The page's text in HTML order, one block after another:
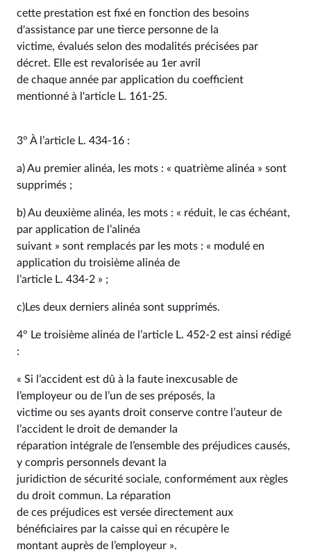
cette prestation est fixé en fonction des besoins
d'assistance par une tierce personne de la
victime, évalués selon des modalités précisées par
décret. Elle est revalorisée au 1er avril
de chaque année par application du coefficient
mentionné à l'article L. 161-25.
3° À l’article L. 434-16 :
a) Au premier alinéa, les mots : « quatrième alinéa » sont
supprimés ;
b) Au deuxième alinéa, les mots : « réduit, le cas échéant,
par application de l’alinéa
suivant » sont remplacés par les mots : « modulé en
application du troisième alinéa de
l’article L. 434-2 » ;
c)Les deux derniers alinéa sont supprimés.
4° Le troisième alinéa de l’article L. 452-2 est ainsi rédigé
:
« Si l’accident est dû à la faute inexcusable de
l’employeur ou de l’un de ses préposés, la
victime ou ses ayants droit conserve contre l’auteur de
l’accident le droit de demander la
réparation intégrale de l’ensemble des préjudices causés,
y compris personnels devant la
juridiction de sécurité sociale, conformément aux règles
du droit commun. La réparation
de ces préjudices est versée directement aux
bénéficiaires par la caisse qui en récupère le
montant auprès de l’employeur ».